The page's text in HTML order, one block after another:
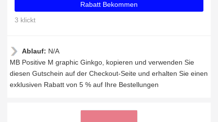
Rabatt Bekommen
3 klickt
Ablauf: N/A
MB Positive M graphic Ginkgo, kopieren und verwenden Sie
diesen Gutschein auf der Checkout-Seite und erhalten Sie einen
exklusiven Rabatt von 5 % auf Ihre Bestellungen